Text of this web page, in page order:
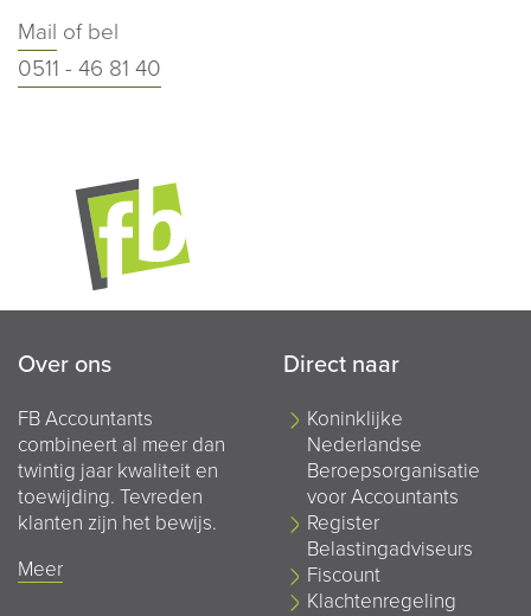
Mail of bel
0511 - 46 81 40
Over ons
FB Accountants
combineert al meer dan
twintig jaar kwaliteit en
toewijding. Tevreden
klanten zijn het bewijs.
Meer
Direct naar
Koninklijke
Nederlandse
Beroepsorganisatie
voor Accountants
Register
Belastingadviseurs
Fiscount
Klachtenregeling